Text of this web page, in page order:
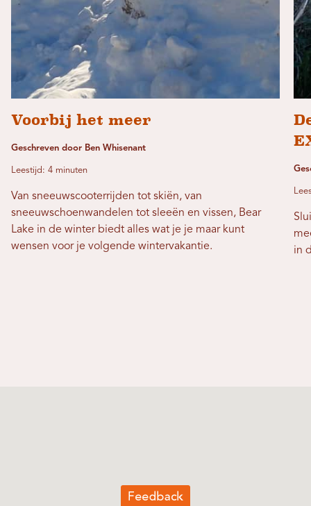
Voorbij het meer
Geschreven door Ben Whisenant
Leestijd: 4 minuten
Van sneeuwscooterrijden tot skiën, van
sneeuwschoenwandelen tot sleeën en vissen, Bear
Lake in de winter biedt alles wat je je maar kunt
wensen voor je volgende wintervakantie.
in